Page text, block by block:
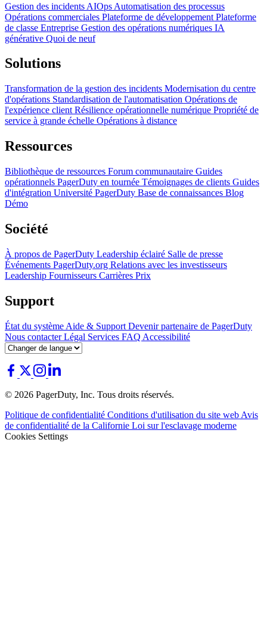
Gestion des incidents AIOps Automatisation des processus
Opérations commerciales Plateforme de développement Plateforme
de classe Entreprise Gestion des opérations numériques IA
générative Quoi de neuf
Solutions
Transformation de la gestion des incidents Modernisation du centre
d'opérations Standardisation de l'automatisation Opérations de
l'expérience client Résilience opérationnelle numérique Propriété de
service à grande échelle Opérations à distance
Ressources
Bibliothèque de ressources Forum communautaire Guides
opérationnels PagerDuty en tournée Témoignages de clients Guides
d'intégration Université PagerDuty Base de connaissances Blog
Démo
Société
À propos de PagerDuty Leadership éclairé Salle de presse
Événements PagerDuty.org Relations avec les investisseurs
Leadership Fournisseurs Carrières Prix
Support
État du système Aide & Support Devenir partenaire de PagerDuty
Nous contacterLégal Services FAQ Accessibilité
© 2026 PagerDuty, Inc. Tous droits réservés.
Politique de confidentialité Conditions d'utilisation du site web Avis
de confidentialité de la Californie Loi sur l'esclavage moderne
Cookies Settings